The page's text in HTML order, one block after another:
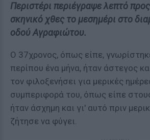
Περιστέρι περιέγραψε λεπτό
σκηνικό χθες το μεσημέρι στο
οδού Αγραφιώτου.
Ο 37χρονος, όπως είπε,
περίπου ένα μήνα, ήταν άστεγος
τον φιλοξενήσει για μερικές
συμπεριφορά του, όπως είπε
ήταν άσχημη και γι' αυτό πριν
ζήτησε να φύγει.